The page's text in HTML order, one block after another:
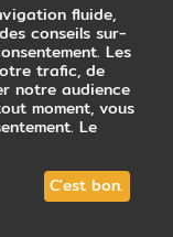
fluide,
conseils sur-
Les
trafic, de
notre audience
moment, vous
Le
C'est bon.